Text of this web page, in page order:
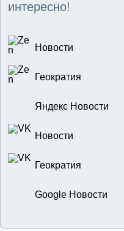
интересно!
Новости
Геократия
Яндекс Новости
Новости
Геократия
Google Новости